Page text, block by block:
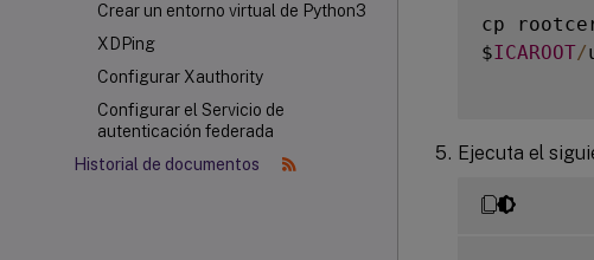
Crear un entorno virtual de Python3
XDPing
Configurar Xauthority
Configurar el Servicio de
autenticación federada
Historial de documentos
cp
$ICAROOT/
Ejecuta el